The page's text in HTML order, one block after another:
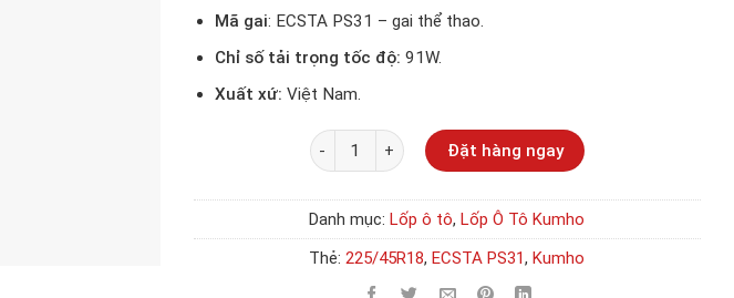
Mã gai: ECSTA PS31 – gai thể thao.
Chỉ số tải trọng tốc độ: 91W.
Xuất xứ:Việt Nam.
Số lượng
Đặt hàng ngay
Danh mục: Lốp ô tô, Lốp Ô Tô Kumho
Thẻ:225/45R18, ECSTA PS31, Kumho